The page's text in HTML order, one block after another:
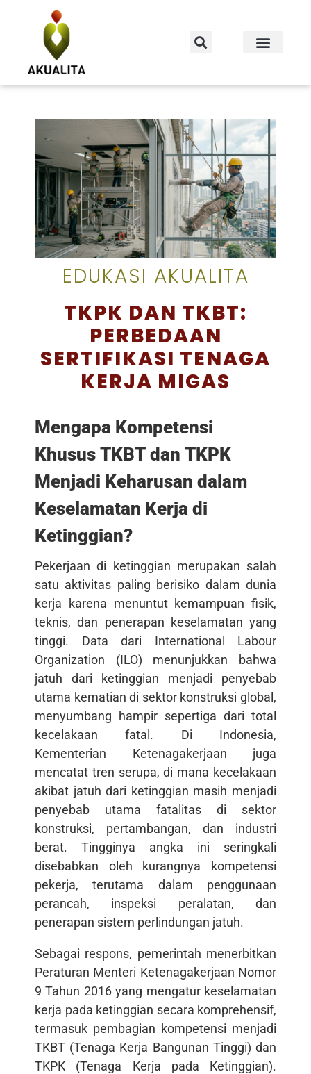
EDUKASI AKUALITA
TKPK DAN TKBT:
PERBEDAAN
SERTIFIKASI TENAGA
KERJA MIGAS
Mengapa Kompetensi
Khusus TKBT dan TKPK
Menjadi Keharusan dalam
Keselamatan Kerja di
Ketinggian?
Pekerjaan di ketinggian merupakan salah
satu aktivitas paling berisiko dalam dunia
kerja karena menuntut kemampuan fisik,
teknis, dan penerapan keselamatan yang
tinggi. Data dari International Labour
Organization (ILO) menunjukkan bahwa
jatuh dari ketinggian menjadi penyebab
utama kematian di sektor konstruksi global,
menyumbang hampir sepertiga dari total
kecelakaan fatal. Di Indonesia,
Kementerian Ketenagakerjaan juga
mencatat tren serupa, di mana kecelakaan
akibat jatuh dari ketinggian masih menjadi
penyebab utama fatalitas di sektor
konstruksi, pertambangan, dan industri
berat. Tingginya angka ini seringkali
disebabkan oleh kurangnya kompetensi
pekerja, terutama dalam penggunaan
perancah, inspeksi peralatan, dan
penerapan sistem perlindungan jatuh.
Sebagai respons, pemerintah menerbitkan
Peraturan Menteri Ketenagakerjaan Nomor
9 Tahun 2016 yang mengatur keselamatan
kerja pada ketinggian secara komprehensif,
termasuk pembagian kompetensi menjadi
TKBT (Tenaga Kerja Bangunan Tinggi) dan
TKPK (Tenaga Kerja pada Ketinggian).